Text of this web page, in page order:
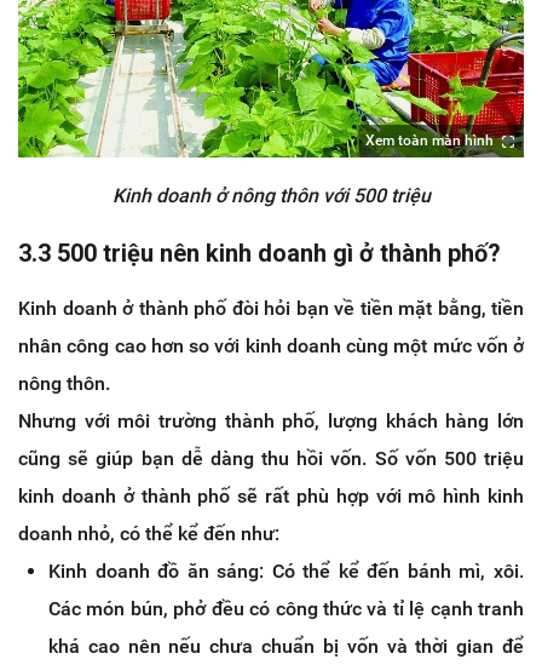
Xem toàn màn hình
Kinh doanh ở nông thôn với 500 triệu
3.3 500 triệu nên kinh doanh gì ở thành phố?
Kinh doanh ở thành phố đòi hỏi bạn về tiền mặt bằng, tiền
nhân công cao hơn so với kinh doanh cùng một mức vốn ở
nông thôn.
Nhưng với môi trường thành phố, lượng khách hàng lớn
cũng sẽ giúp bạn dễ dàng thu hồi vốn. Số vốn 500 triệu
kinh doanh ở thành phố sẽ rất phù hợp với mô hình kinh
doanh nhỏ, có thể kể đến như:
Kinh doanh đồ ăn sáng: Có thể kể đến bánh mì, xôi.
Các món bún, phở đều có công thức và tỉ lệ cạnh tranh
khá cao nên nếu chưa chuẩn bị vốn và thời gian để